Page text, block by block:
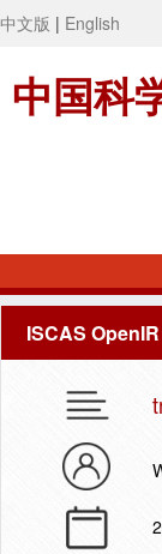
中文版 | English
中国科
ISCAS OpenIR